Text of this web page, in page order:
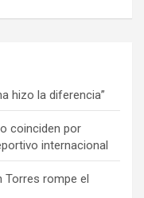
hizo la diferencia”
coinciden por
internacional
Torres rompe el